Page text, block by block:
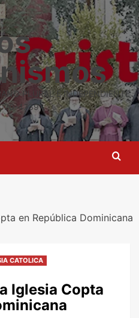
PLURAL E INDEPENDIENTE
4739
en República Dominicana
CATOLICA
Iglesia Copta